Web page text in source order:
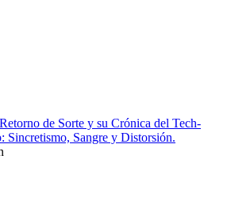
de Sorte y su Crónica del Tech-
Sincretismo, Sangre y Distorsión.